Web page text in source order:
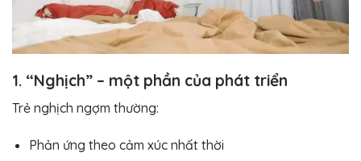
1. “Nghịch” – một phần của phát triển
Trẻ nghịch ngợm thường:
Phản ứng theo cảm xúc nhất thời